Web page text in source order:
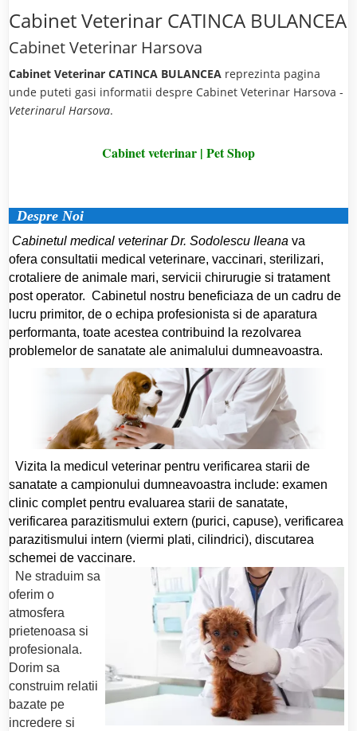
Cabinet Veterinar CATINCA BULANCEA
Cabinet Veterinar Harsova
Cabinet Veterinar CATINCA BULANCEA reprezinta pagina
unde puteti gasi informatii despre Cabinet Veterinar Harsova -
Veterinarul Harsova.
Cabinet veterinar | Pet Shop
Despre Noi
Cabinetul medical veterinar Dr. Sodolescu Ileana va
ofera consultatii medical veterinare, vaccinari, sterilizari,
crotaliere de animale mari, servicii chirurugie si tratament
post operator. Cabinetul nostru beneficiaza de un cadru de
lucru primitor, de o echipa profesionista si de aparatura
performanta, toate acestea contribuind la rezolvarea
problemelor de sanatate ale animalului dumneavoastra.
Vizita la medicul veterinar pentru verificarea starii de
sanatate a campionului dumneavoastra include: examen
clinic complet pentru evaluarea starii de sanatate,
verificarea parazitismului extern (purici, capuse), verificarea
parazitismului intern (viermi plati, cilindrici), discutarea
schemei de vaccinare.
Ne straduim sa
oferim o
atmosfera
prietenoasa si
profesionala.
Dorim sa
construim relatii
bazate pe
incredere si